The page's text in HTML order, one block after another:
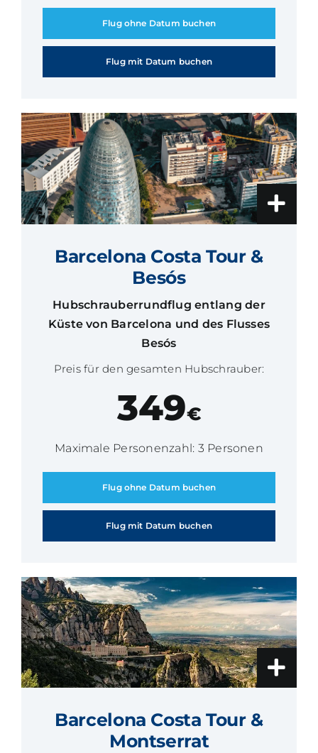
Flug ohne Datum buchen
Flug mit Datum buchen
Barcelona Costa Tour &
Besós
Hubschrauberrundflug entlang der
Küste von Barcelona und des Flusses
Besós
Preis für den gesamten Hubschrauber:
349€
Maximale Personenzahl: 3 Personen
Flug ohne Datum buchen
Flug mit Datum buchen
Barcelona Costa Tour &
Montserrat